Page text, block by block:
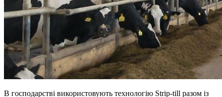
В господарстві використовують технологію Strip-till разом із